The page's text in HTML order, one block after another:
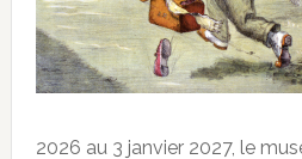
2026 au 3 janvier 2027, le